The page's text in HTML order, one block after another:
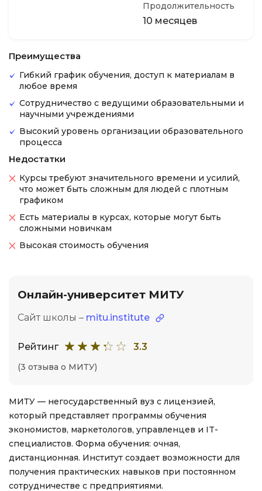
Продолжительность
10 месяцев
Преимущества
Гибкий график обучения, доступ к материалам в
любое время
Сотрудничество с ведущими образовательными и
научными учреждениями
Высокий уровень организации образовательного
процесса
Недостатки
Курсы требуют значительного времени и усилий,
что может быть сложным для людей с плотным
графиком
Есть материалы в курсах, которые могут быть
сложными новичкам
Высокая стоимость обучения
Онлайн-университет МИТУ
Сайт школы – mitu.institute
Рейтинг 3.3
(3 отзыва о МИТУ)
МИТУ — негосударственный вуз с лицензией,
который представляет программы обучения
экономистов, маркетологов, управленцев и IT-
специалистов. Форма обучения: очная,
дистанционная. Институт создает возможности для
получения практических навыков при постоянном
сотрудничестве с предприятиями.